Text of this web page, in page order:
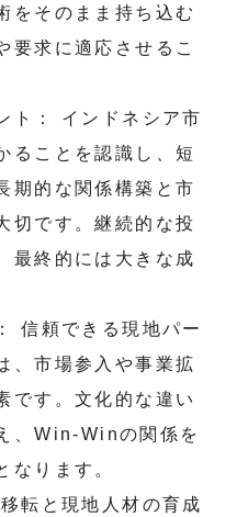
をそのまま持ち込む
要求に適応させるこ
ト： インドネシア市
ることを認識し、短
期的な関係構築と市
切です。継続的な投
最終的には大きな成
信頼できる現地パー
、市場参入や事業拡
です。文化的な違い
、Win-Winの関係を
なります。
転と現地人材の育成